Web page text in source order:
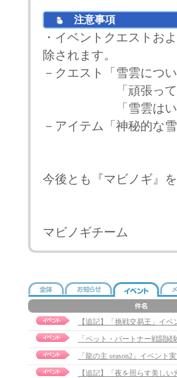
注意事項
・イベントクエストお
除されます。
－クエスト「雪雲につ
「頑張って雪
「雪雲はいか
－アイテム「神秘的な
今後とも『マビノギ』
マビノギチーム
【追記】「挑戦交易王」イ
「龍の主 season2」イベント
【追記】「夜を照らす美し